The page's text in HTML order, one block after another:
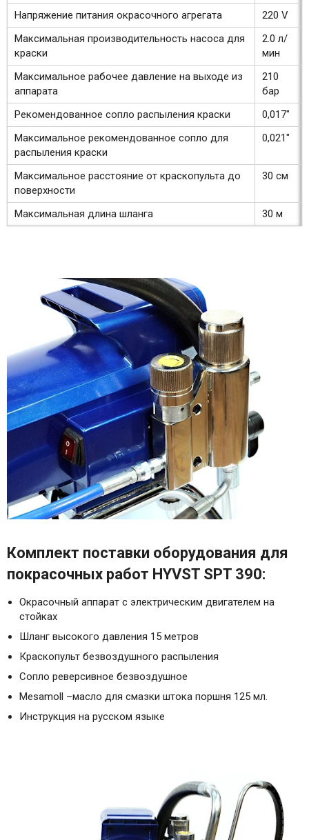
Напряжение питания окрасочного агрегата
220 V
Максимальная производительность насоса для
краски
2.0 л/
мин
Максимальное рабочее давление на выходе из
аппарата
210
бар
Рекомендованное сопло распыления краски
0,017"
Максимальное рекомендованное сопло для
распыления краски
0,021"
Максимальное расстояние от краскопульта до
поверхности
30 см
Максимальная длина шланга 30 м
Комплект поставки оборудования для
покрасочных работ HYVST SPT 390:
Окрасочный аппарат с электрическим двигателем на
стойках
Шланг высокого давления 15 метров
Краскопульт безвоздушного распыления
Сопло реверсивное безвоздушное
Mesamoll –масло для смазки штока поршня 125 мл.
Инструкция на русском языке